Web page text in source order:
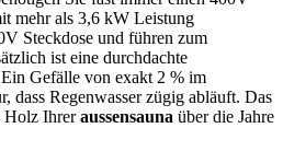
mehr als 3,6 kW Leistung
Steckdose und führen zum
ist eine durchdachte
Gefälle von exakt 2 % im
dass Regenwasser zügig abläuft. Das
Holz Ihreraussensauna über die Jahre